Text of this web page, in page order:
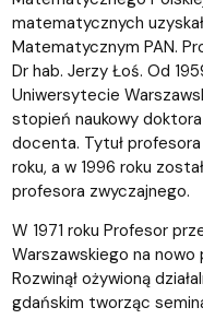
matematycznych
Matematycznym PAN.
Dr hab. Jerzy Łoś. Od
Uniwersytecie
stopień naukowy
docenta. Tytuł
roku, a w 1996 roku
profesora zwyczajnego.
W 1971 roku Profesor
Warszawskiego na nowo
Rozwinął ożywioną
gdańskim tworząc